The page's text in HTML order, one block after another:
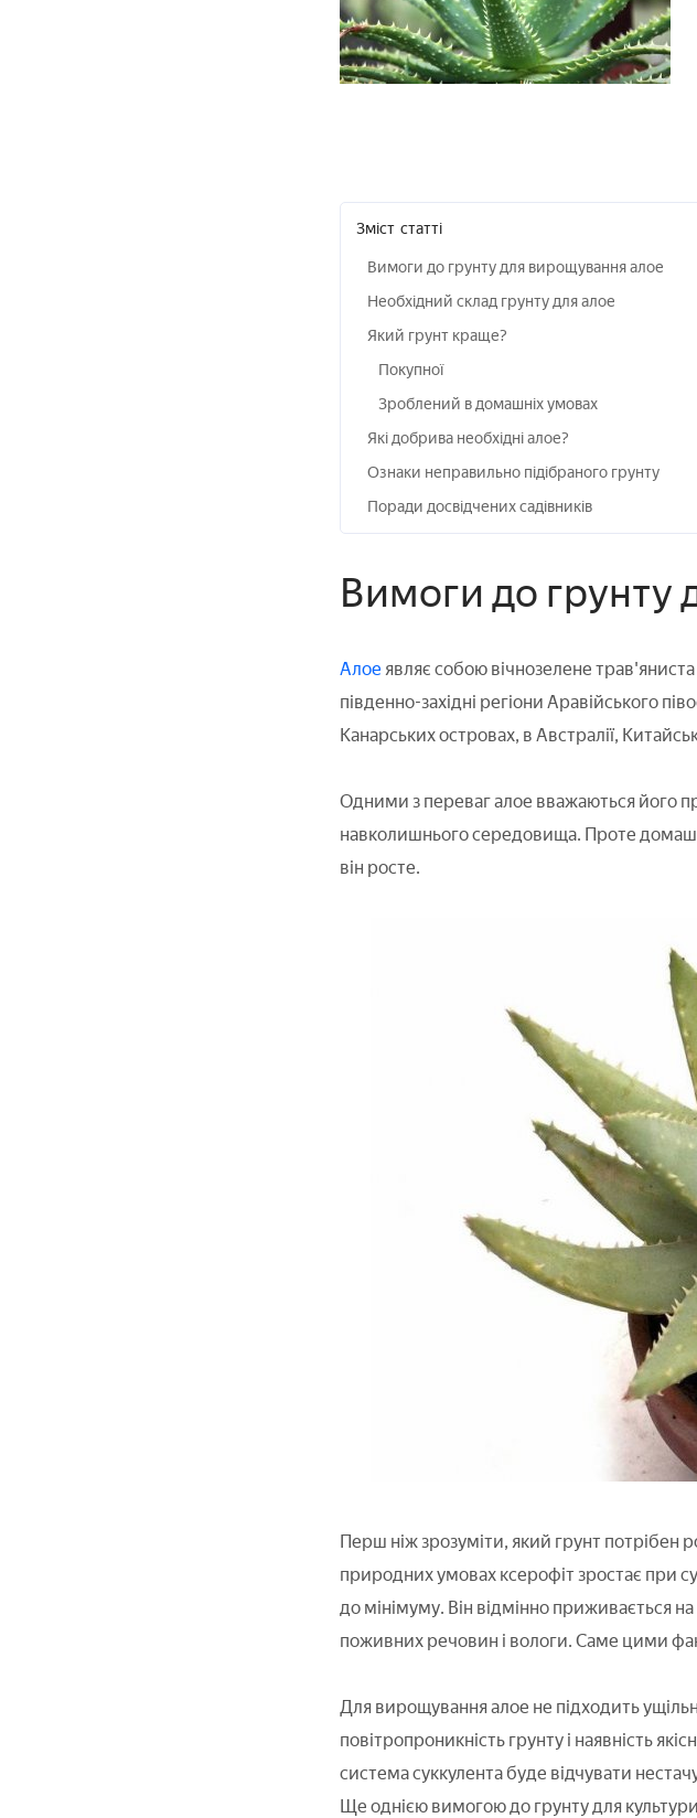
Зміст статті
Вимоги до грунту для вирощування алое
Необхідний склад грунту для алое
Який грунт краще?
Покупної
Зроблений в домашніх умовах
Які добрива необхідні алое?
Ознаки неправильно підібраного грунту
Поради досвідчених садівників
Вимоги до грунту
Алое являє собою вічнозелене
південно-західні регіони Аравійського
Канарських островах, в Австралії,
Одними з переваг алое вважаються його
навколишнього середовища. Проте
він росте.
Перш ніж зрозуміти, який грунт потрібен
природних умовах ксерофіт зростає при
до мінімуму. Він відмінно приживається
поживних речовин і вологи. Саме цими
Для вирощування алое не підходить
повітропроникність грунту і наявність
система суккулента буде відчувати
Ще однією вимогою до грунту для